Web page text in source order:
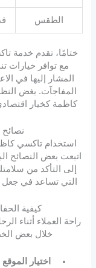
الطقس
ختامًا، تقدم خدمة
مع توافر خيارات
المشار إليها في
المفاجآت. بغض
كاظمة كخيار
استخدام تاكسي
اتبعت بعض النصائح
إلى التأكد من
التي تساعد في
كيفية
راحة العملاء أثناء
خلال بعض
اختيار